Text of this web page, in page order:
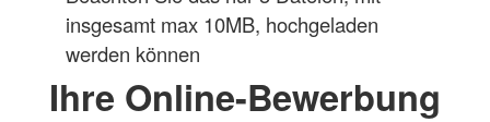
insgesamt max 10MB, hochgeladen
werden können
Ihre Online-Bewerbung